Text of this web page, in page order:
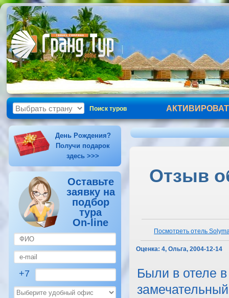
Поиск туров
День Рождения?
Получи подарок
здесь >>>
Оставьте
заявку на
подбор
тура
On-line
+7
Отзыв
Посмотреть отель
Оценка: 4, Ольга, 2004-12-14
Были в отеле